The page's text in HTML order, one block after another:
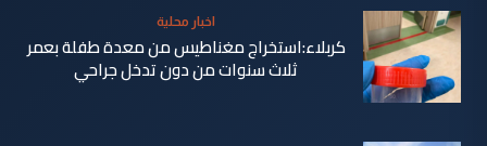
اخبار محلية
كربلاء:استخراج مغناطيس من معدة طفلة بعمر
ثلاث سنوات من دون تدخل جراحي